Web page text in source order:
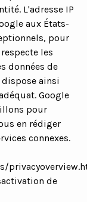
L'adresse IP
aux États-
pour
les
données de
dispose ainsi
Google
pour
en rédiger
connexes.
de